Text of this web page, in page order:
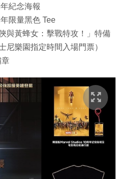
紀念海報
限量黑色 Tee
與黃蜂女：擊戰特攻！」特備
尼樂園指定時間入場門票）
章